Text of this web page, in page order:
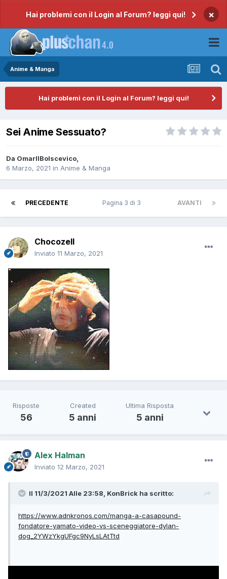
Hai problemi con il Login al Forum? leggi qui! ×
Anime & Manga
Hai problemi con il Login al Forum? leggi qui!
Sei Anime Sessuato?
Da OmarIlBolscevico,
6 Marzo, 2021 in Anime & Manga
PRECEDENTE AVANTI
Pagina 3 di 3
Chocozell
Inviato 11 Marzo, 2021
Risposte
56
Created
5 anni
Ultima Risposta
5 anni
Alex Halman
Inviato 12 Marzo, 2021
Il 11/3/2021 Alle 23:58, KonBrick ha scritto:
https://www.adnkronos.com/manga-a-casapound-
fondatore-yamato-video-vs-sceneggiatore-dylan-
dog_2YWzYkgUFgc9NyLsLAtTtd